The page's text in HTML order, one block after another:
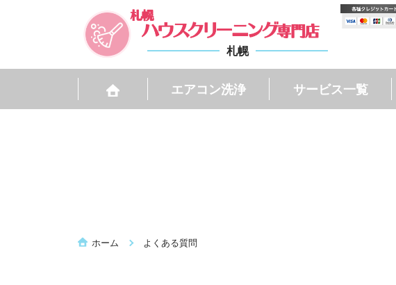
札幌
エアコン洗浄 サービス一覧
ホーム よくある質問